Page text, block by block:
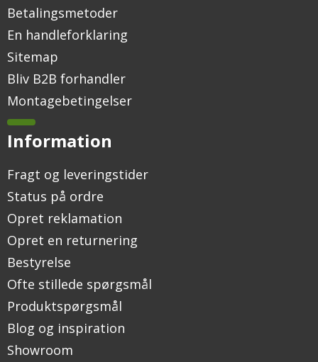
Betalingsmetoder
En handleforklaring
Sitemap
Bliv B2B forhandler
Montagebetingelser
Information
Fragt og leveringstider
Status på ordre
Opret reklamation
Opret en returnering
Bestyrelse
Ofte stillede spørgsmål
Produktspørgsmål
Blog og inspiration
Showroom